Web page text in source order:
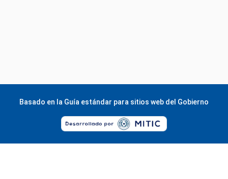
Basado en la Guía estándar para sitios web del Gobierno